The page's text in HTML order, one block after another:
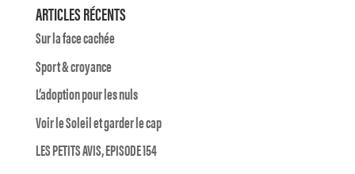
ARTICLES RÉCENTS
Sur la face cachée
Sport & croyance
L’adoption pour les nuls
Voir le Soleil et garder le cap
LES PETITS AVIS, EPISODE 154